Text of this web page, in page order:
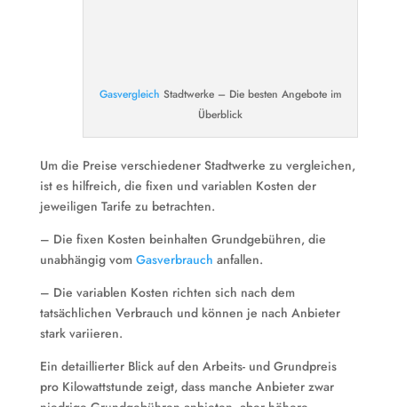
Gasvergleich Stadtwerke – Die besten Angebote im
Überblick
Um die Preise verschiedener Stadtwerke zu vergleichen,
ist es hilfreich, die fixen und variablen Kosten der
jeweiligen Tarife zu betrachten.
– Die fixen Kosten beinhalten Grundgebühren, die
unabhängig vom Gasverbrauch anfallen.
– Die variablen Kosten richten sich nach dem
tatsächlichen Verbrauch und können je nach Anbieter
stark variieren.
Ein detaillierter Blick auf den Arbeits- und Grundpreis
pro Kilowattstunde zeigt, dass manche Anbieter zwar